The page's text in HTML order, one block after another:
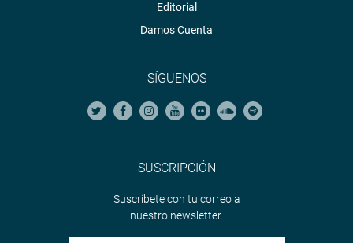
Editorial
Damos Cuenta
SÍGUENOS
SUSCRIPCIÓN
Suscríbete con tu correo a
nuestro newsletter.